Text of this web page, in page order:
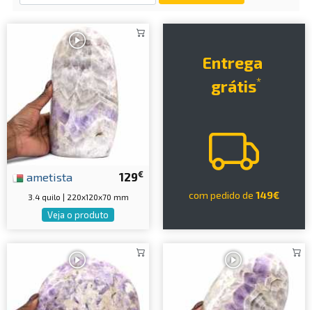
129€
ametista
3.4 quilo | 220x120x70 mm
Veja o produto
Entrega
grátis*
com pedido de 149€